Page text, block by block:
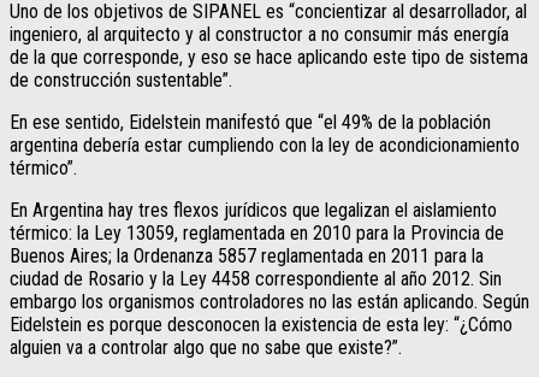
Uno de los objetivos de SIPANEL es “concientizar al desarrollador, al
ingeniero, al arquitecto y al constructor a no consumir más energía
de la que corresponde, y eso se hace aplicando este tipo de sistema
de construcción sustentable”.
En ese sentido, Eidelstein manifestó que “el 49% de la población
argentina debería estar cumpliendo con la ley de acondicionamiento
térmico”.
En Argentina hay tres flexos jurídicos que legalizan el aislamiento
térmico: la Ley 13059, reglamentada en 2010 para la Provincia de
Buenos Aires; la Ordenanza 5857 reglamentada en 2011 para la
ciudad de Rosario y la Ley 4458 correspondiente al año 2012. Sin
embargo los organismos controladores no las están aplicando. Según
Eidelstein es porque desconocen la existencia de esta ley: “¿Cómo
alguien va a controlar algo que no sabe que existe?”.